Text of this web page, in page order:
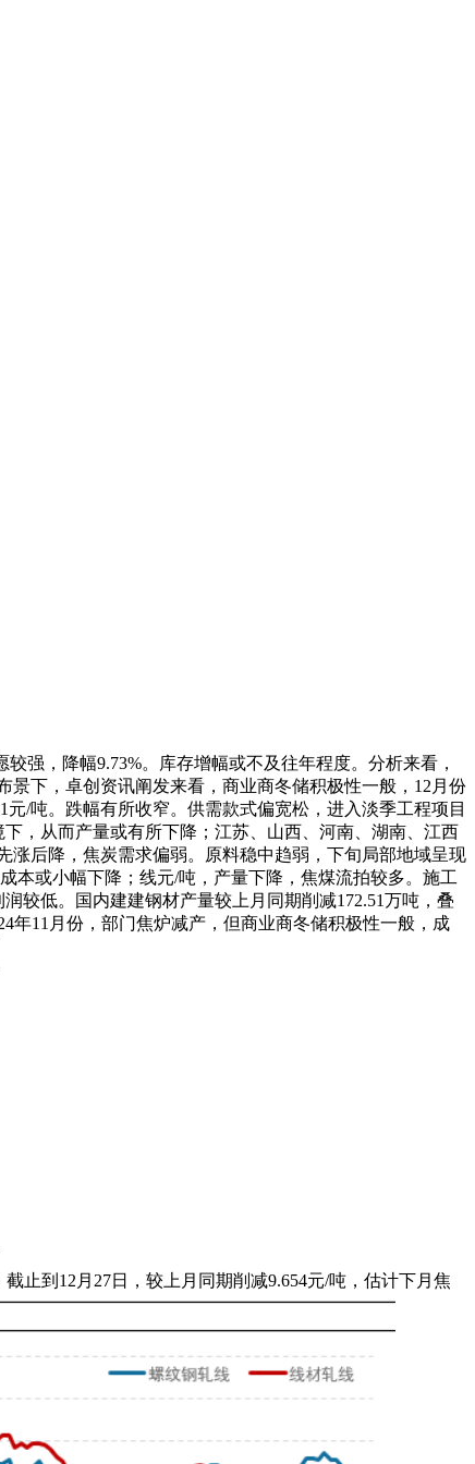
，降幅9.73%。库存增幅或不及往年程度。分析来看，
下，卓创资讯阐发来看，商业商冬储积极性一般，12月份
/吨。跌幅有所收窄。供需款式偏宽松，进入淡季工程项目
，从而产量或有所下降；江苏、山西、河南、湖南、江西
涨后降，焦炭需求偏弱。原料稳中趋弱，下旬局部地域呈现
本或小幅下降；线元/吨，产量下降，焦煤流拍较多。施工
较低。国内建建钢材产量较上月同期削减172.51万吨，叠
年11月份，部门焦炉减产，但商业商冬储积极性一般，成
截止到12月27日，较上月同期削减9.654元/吨，估计下月焦